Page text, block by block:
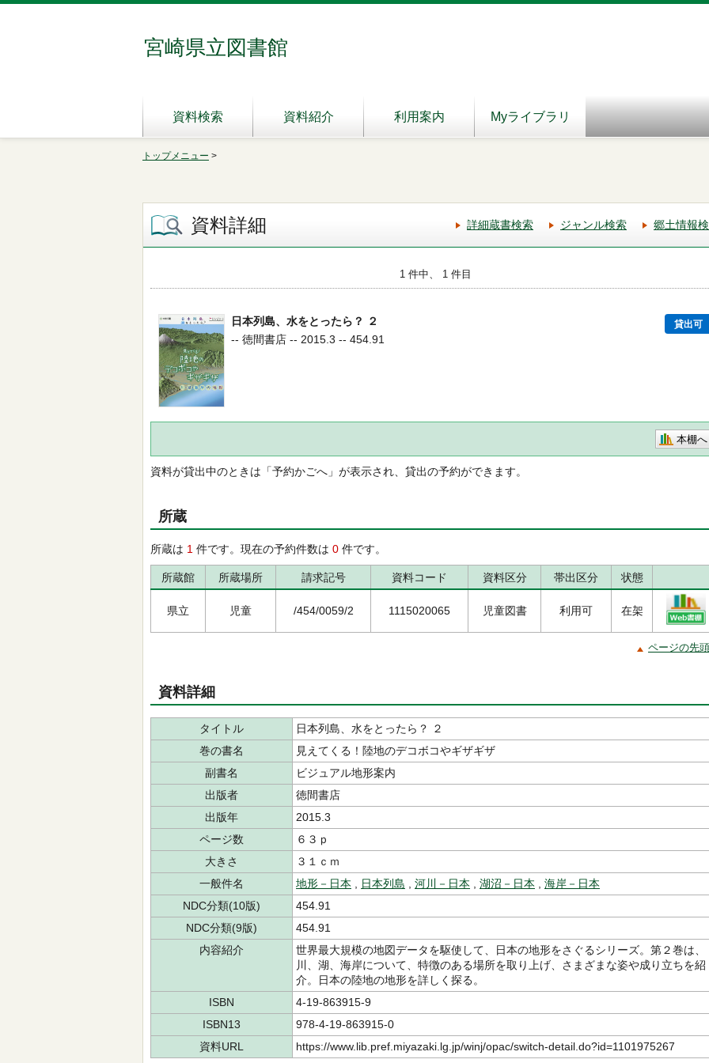
宮崎県立図書館
資料検索 資料紹介 利用案内 Myライブラリ
トップメニュー >
資料詳細 詳細蔵書検索 ジャンル検索 郷土情報
1 件中、 1 件目
日本列島、水をとったら？ ２ 貸出可
-- 徳間書店 -- 2015.3 -- 454.91
本棚へ
資料が貸出中のときは「予約かごへ」が表示され、貸出の予約ができます。
所蔵
所蔵は 1 件です。現在の予約件数は 0 件です。
所蔵館 所蔵場所 請求記号 資料コード 資料区分 帯出区分 状態
県立 児童 /454/0059/2 1115020065 児童図書 利用可 在架
ページの先
資料詳細
タイトル
日本列島、水をとったら？ ２
巻の書名
見えてくる！陸地のデコボコやギザギザ
副書名
ビジュアル地形案内
出版者
徳間書店
出版年
2015.3
ページ数
６３ｐ
大きさ
３１ｃｍ
一般件名
地形－日本 日本列島 河川－日本 湖沼－日本
海岸－日本
NDC分類(10版)
454.91
NDC分類(9版)
454.91
内容紹介
世界最大規模の地図データを駆使して、日本の地形をさぐるシリーズ。第２巻は、
川、湖、海岸について、特徴のある場所を取り上げ、さまざまな姿や成り立ちを紹
介。日本の陸地の地形を詳しく探る。
ISBN
4-19-863915-9
ISBN13
978-4-19-863915-0
資料URL
https://www.lib.pref.miyazaki.lg.jp/winj/opac/switch-detail.do?id=1101975267